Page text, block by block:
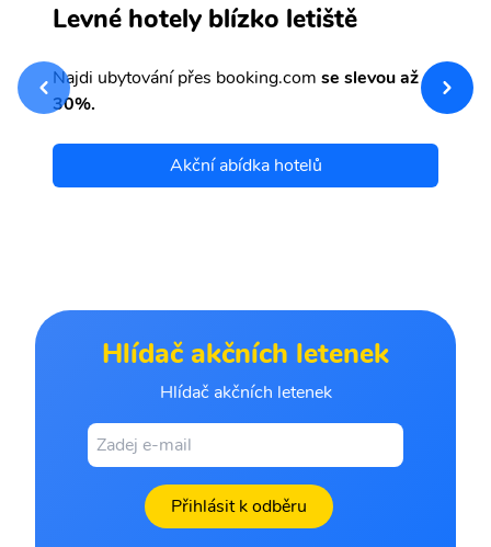
Levné hotely blízko letiště
Najdi ubytování přes booking.com se slevou až
30%.
Akční abídka hotelů
Hlídač akčních letenek
Hlídač akčních letenek
Přihlásit k odběru